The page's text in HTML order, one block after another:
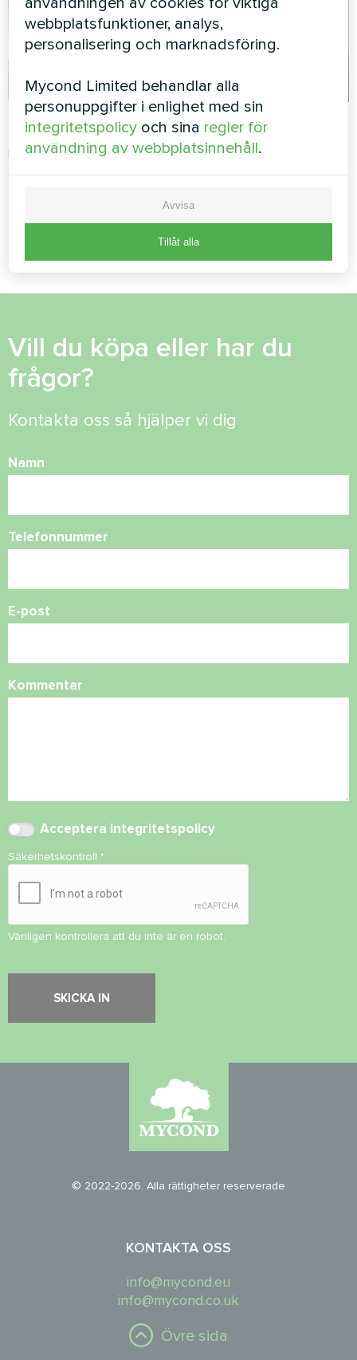
Lägenhet
Konstnärlig design
Kontor
Konstnärlig design
2
Vill du köpa eller har du
frågor?
Kontakta oss så hjälper vi dig
Namn
Telefonnummer
E-post
Kommentar
Acceptera integritetspolicy
Säkerhetskontroll *
Vänligen kontrollera att du inte är en robot.
© 2022-2026. Alla rättigheter reserverade
KONTAKTA OSS
info@mycond.eu
info@mycond.co.uk
Övre sida
webbplatsfunktioner, analys,
personalisering och marknadsföring.
Mycond Limited behandlar alla
personuppgifter i enlighet med sin
integritetspolicy och sina regler för
användning av webbplatsinnehåll.
Avvisa
Tillåt alla